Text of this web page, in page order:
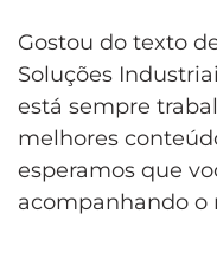
Gostou do texto
Soluções
está sempre
melhores
esperamos que
acompanhando o